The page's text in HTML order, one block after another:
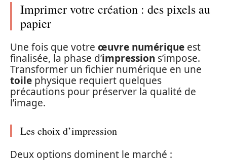
Imprimer votre création : des pixels au
papier
Une fois que votre œuvre numérique est
finalisée, la phase d’impression s’impose.
Transformer un fichier numérique en une
toile physique requiert quelques
précautions pour préserver la qualité de
l’image.
Les choix d’impression
Deux options dominent le marché :